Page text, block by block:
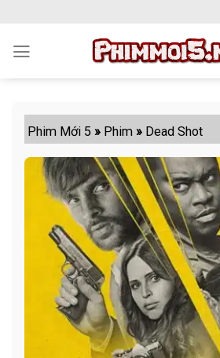
content
Phim Mới 5 » Phim » Dead Shot